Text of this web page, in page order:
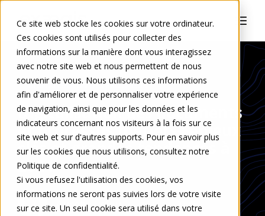
Ce site web stocke les cookies sur votre ordinateur.
Ces cookies sont utilisés pour collecter des
informations sur la manière dont vous interagissez
avec notre site web et nous permettent de nous
souvenir de vous. Nous utilisons ces informations
afin d'améliorer et de personnaliser votre expérience
de navigation, ainsi que pour les données et les
indicateurs concernant nos visiteurs à la fois sur ce
site web et sur d'autres supports. Pour en savoir plus
sur les cookies que nous utilisons, consultez notre
Politique de confidentialité.
Si vous refusez l'utilisation des cookies, vos
informations ne seront pas suivies lors de votre visite
sur ce site. Un seul cookie sera utilisé dans votre
DIGITALISATION DES PROCESSUS
Digitalisation des documents
et processus métiers : enjeux
clés et grandes tendances à
2024
Aurélie Leleu
24 janv. 2023